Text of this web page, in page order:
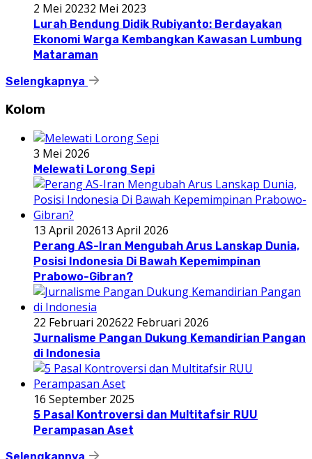
2 Mei 20232 Mei 2023
Lurah Bendung Didik Rubiyanto: Berdayakan
Ekonomi Warga Kembangkan Kawasan Lumbung
Mataraman
Selengkapnya
Kolom
3 Mei 2026
Melewati Lorong Sepi
13 April 202613 April 2026
Perang AS-Iran Mengubah Arus Lanskap Dunia,
Posisi Indonesia Di Bawah Kepemimpinan
Prabowo-Gibran?
22 Februari 202622 Februari 2026
Jurnalisme Pangan Dukung Kemandirian Pangan
di Indonesia
16 September 2025
5 Pasal Kontroversi dan Multitafsir RUU
Perampasan Aset